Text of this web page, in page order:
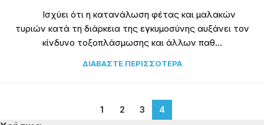
Ισχύει ότι η κατανάλωση φέτας και μαλακών
τυριών κατά τη διάρκεια της εγκυμοσύνης αυξάνει τον
κίνδυνο τοξοπλάσμωσης και άλλων παθ...
ΔΙΑΒΆΣΤΕ ΠΕΡΙΣΣΌΤΕΡΑ
1 2 3 4